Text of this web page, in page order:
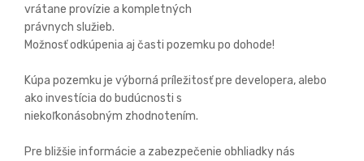
vrátane provízie a kompletných
právnych služieb.
Možnosť odkúpenia aj časti pozemku po dohode!
Kúpa pozemku je výborná príležitosť pre developera, alebo
ako investícia do budúcnosti s
niekoľkonásobným zhodnotením.
Pre bližšie informácie a zabezpečenie obhliadky nás